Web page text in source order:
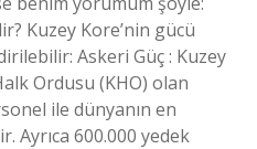
Kuzey Kore’nin gücü
Askeri Güç : Kuzey
Ordusu (KHO) olan
ile dünyanın en
Ayrıca 600.000 yedek